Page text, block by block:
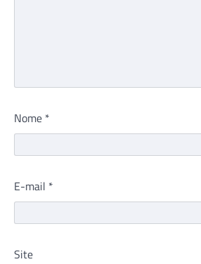
Nome *
E-mail *
Site